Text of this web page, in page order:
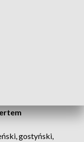
gostyński,